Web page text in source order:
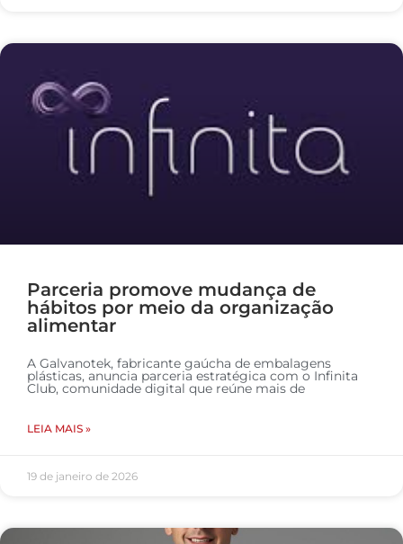
Parceria promove mudança de
hábitos por meio da organização
alimentar
A Galvanotek, fabricante gaúcha de embalagens
plásticas, anuncia parceria estratégica com o Infinita
Club, comunidade digital que reúne mais de
LEIA MAIS »
19 de janeiro de 2026